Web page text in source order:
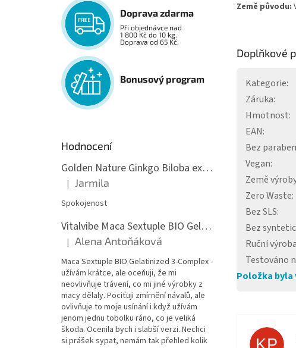
Doprava zdarma
Při objednávce nad
1 800 Kč do 10 kg.
Doprava od 65 Kč.
Bonusový program
Hodnocení
Golden Nature Ginkgo Biloba extrakt 50:1 60mg, 100 kapslí
Hodnocení produktu je 5 z 5 hvězdiček.
| Jarmila
Spokojenost
Vitalvibe Maca Sextuple BIO Gelatinized 3-Complex, 60 kapslí
Hodnocení produktu je 5 z 5 hvězdiček.
| Alena Antoňáková
Maca Sextuple BIO Gelatinized 3-Complex -
užívám krátce, ale oceňuji, že mi
neovlivňuje trávení, co mi jiné výrobky z
macy dělaly. Pociťuji zmírnění návalů, ale
ovlivňuje to moje usínání i když užívám
jenom jednu tobolku ráno, co je veliká
škoda. Ocenila bych i slabší verzi. Nechci
si prášek sypat, nemám tak přehled kolik
Země původu:
Doplňkové
Kategorie:
Záruka:
Hmotnost:
EAN:
Bez
Vegan:
Země
Zero Waste:
Bez SLS:
Bez
Ruční výroba
Testováno
Položka